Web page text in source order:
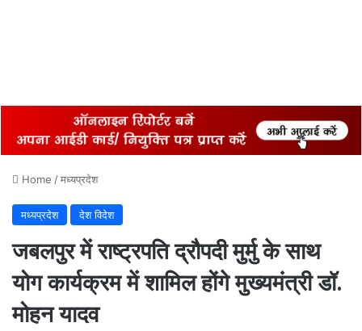
Home /मध्यप्रदेश
मध्यप्रदेश देश विदेश
जबलपुर में राष्ट्रपति द्रौपदी मुर्मु के साथ
योग कार्यक्रम में शामिल होंगे मुख्यमंत्री डॉ.
मोहन यादव